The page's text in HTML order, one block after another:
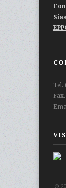
Tel.
©